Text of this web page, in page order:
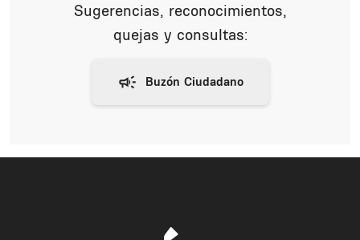
Sugerencias, reconocimientos,
quejas y consultas: